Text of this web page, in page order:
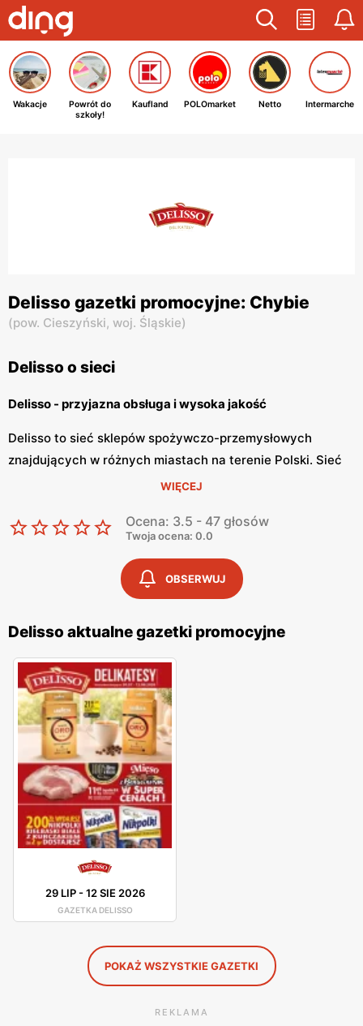
Wakacje
Powrót do
szkoły!
Kaufland POLOmarket Netto Intermarche
Delisso gazetki promocyjne: Chybie
(pow. Cieszyński, woj. Śląskie)
Delisso o sieci
Delisso - przyjazna obsługa i wysoka jakość
Delisso to sieć sklepów spożywczo-przemysłowych
znajdujących w różnych miastach na terenie Polski. Sieć
posiada szeroką ofertę różnych artykułów spożywczych.
ale również miłą atmosferą oraz przyjazną obsługą.
Delisso - szeroka oferta handlowa
Delisso posiada szeroką ofertę różnego rodzaju
pieczywo, wędliny, dojrzałe owoce i warzywa, jak i napoje,
nabiał oraz przyprawy. Sklep jest znany ze swojej bogatej
oferty wyrobów mięsnych. W placówkach Delisso znajduje
się również oddzielne stanowisko na towary przemysłowe i
chemię domową.
Delisso - gazetka promocyjna i okazje
Delisso posiada własne gazetki promocyjne, które
prezentują różnego rodzaju promocje i okazje na artykuły
spożywcze lub towary przemysłowe. Ważne miejsce w
materiałach reklamowych Delisso zajmuje bogata oferta
handlowe, stanowisko ze zdrową żywnością w
atrakcyjnych cenach.
WIĘCEJ
Ocena: 3.5 - 47 głosów
Twoja ocena: 0.0
OBSERWUJ
Delisso aktualne gazetki promocyjne
29 LIP-12 SIE 2026
GAZETKA DELISSO
POKAŻ WSZYSTKIE GAZETKI
REKLAMA